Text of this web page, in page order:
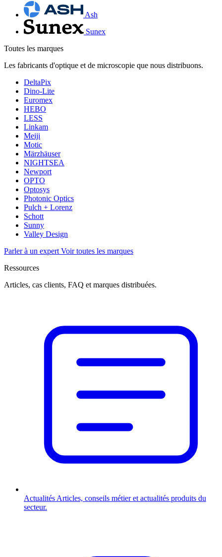
Ash
Sunex
Toutes les marques
Les fabricants d'optique et de microscopie que nous distribuons.
DeltaPix
Dino-Lite
Euromex
HEBO
LESS
Linkam
Meiji
Motic
Märzhäuser
NIGHTSEA
Newport
OPTO
Optosys
Photonic Optics
Pulch + Lorenz
Schott
Sunny
Valley Design
Parler à un expert Voir toutes les marques
Ressources
Articles, cas clients, FAQ et marques distribuées.
Actualités Articles, conseils métier et actualités produits du
secteur.